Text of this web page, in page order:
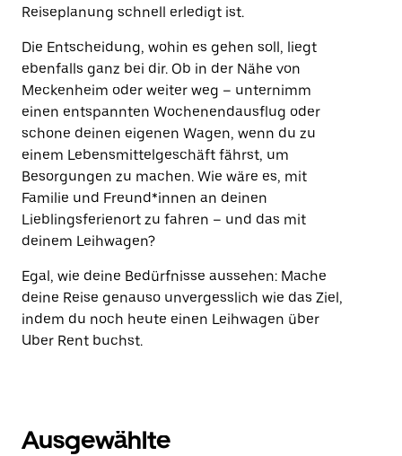
Reiseplanung schnell erledigt ist.
Die Entscheidung, wohin es gehen soll, liegt
ebenfalls ganz bei dir. Ob in der Nähe von
Meckenheim oder weiter weg – unternimm
einen entspannten Wochenendausflug oder
schone deinen eigenen Wagen, wenn du zu
einem Lebensmittelgeschäft fährst, um
Besorgungen zu machen. Wie wäre es, mit
Familie und Freund*innen an deinen
Lieblingsferienort zu fahren – und das mit
deinem Leihwagen?
Egal, wie deine Bedürfnisse aussehen: Mache
deine Reise genauso unvergesslich wie das Ziel,
indem du noch heute einen Leihwagen über
Uber Rent buchst.
Ausgewählte